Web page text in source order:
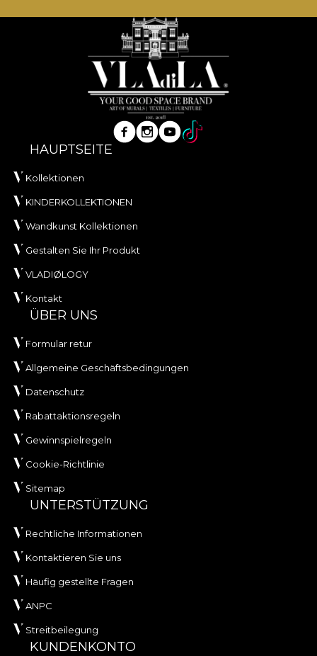
HAUPTSEITE
Kollektionen
KINDERKOLLEKTIONEN
Wandkunst Kollektionen
Gestalten Sie Ihr Produkt
VLADIØLOGY
Kontakt
ÜBER UNS
Formular retur
Allgemeine Geschäftsbedingungen
Datenschutz
Rabattaktionsregeln
Gewinnspielregeln
Cookie-Richtlinie
Sitemap
UNTERSTÜTZUNG
Rechtliche Informationen
Kontaktieren Sie uns
Häufig gestellte Fragen
ANPC
Streitbeilegung
KUNDENKONTO